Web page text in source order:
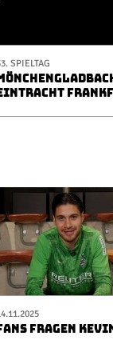
SPIELTAG
EINTRACHT
FANS FRAGEN